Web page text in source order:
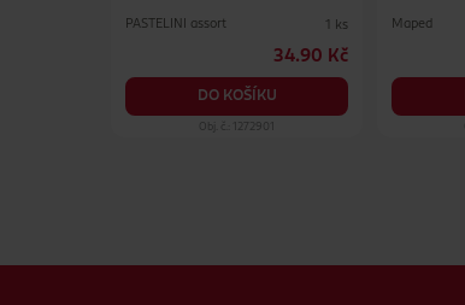
PASTELINI assort 1 ks
34.90 Kč
DO KOŠÍKU
Obj. č.: 1272901
Maped